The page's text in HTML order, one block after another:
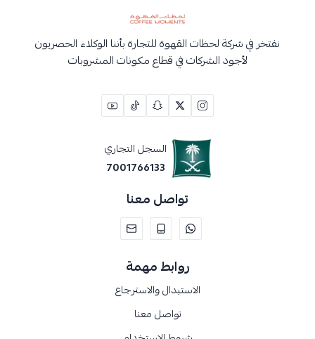
نفتخر في شركة لحظات القهوة للتجارة بأننا الوكلاء الحصريون
لأجود الشركات في قطاع مكونات المشروبات
السجل التجاري
7001766133
تواصل معنا
روابط مهمة
الاستبدال والاسترجاع
تواصل معنا